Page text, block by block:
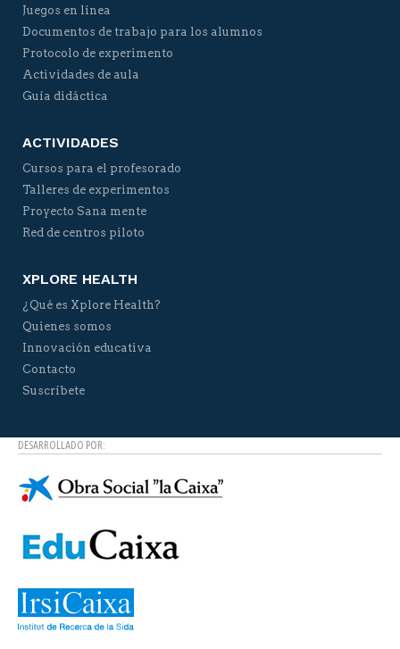
Juegos en línea
Documentos de trabajo para los alumnos
Protocolo de experimento
Actividades de aula
Guía didáctica
ACTIVIDADES
Cursos para el profesorado
Talleres de experimentos
Proyecto Sana mente
Red de centros piloto
XPLORE HEALTH
¿Qué es Xplore Health?
Quienes somos
Innovación educativa
Contacto
Suscríbete
DESARROLLADO POR: